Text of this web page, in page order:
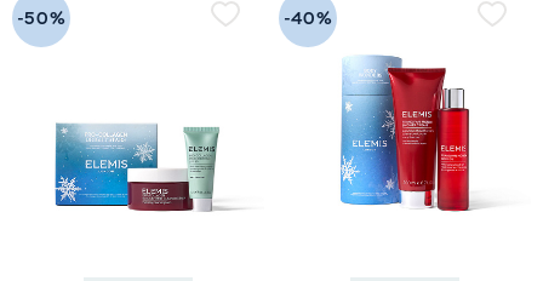
-50% -40%